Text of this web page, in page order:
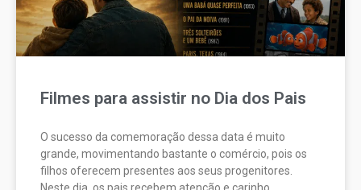
Filmes para assistir no Dia dos Pais
O sucesso da comemoração dessa data é muito
grande, movimentando bastante o comércio, pois os
filhos oferecem presentes aos seus progenitores.
Neste dia, os pais recebem atenção e carinho,